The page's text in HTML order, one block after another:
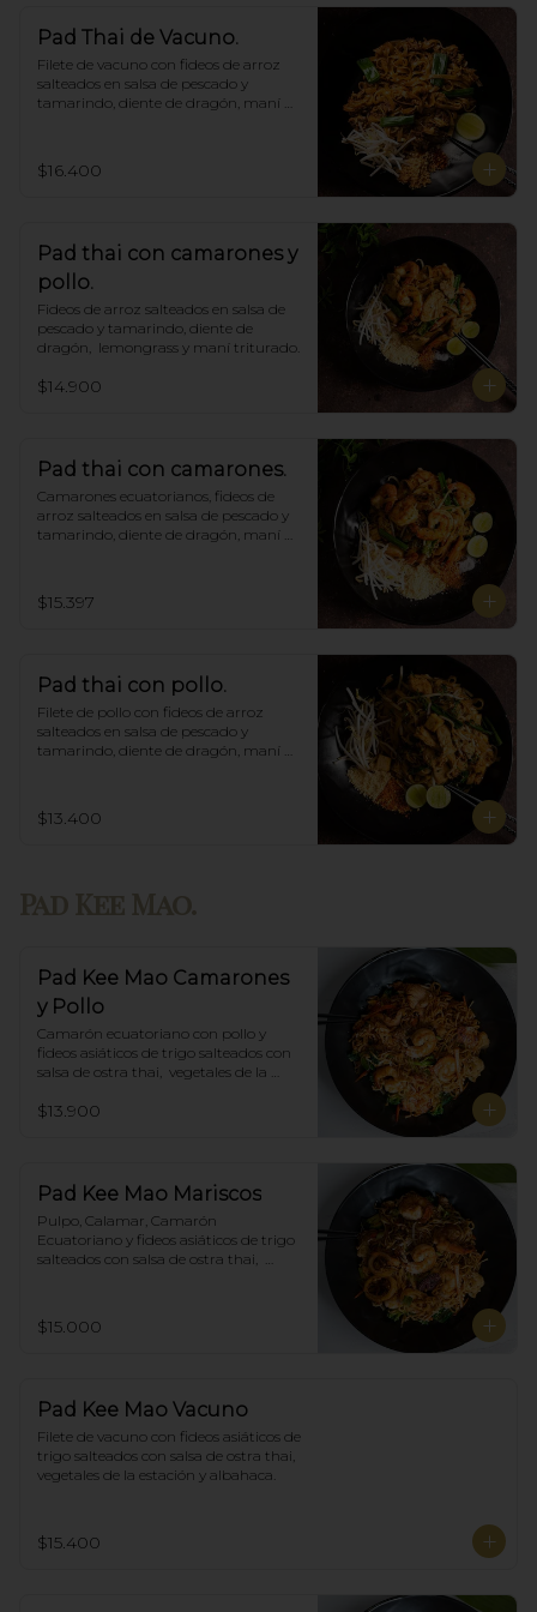
Pad Thai de Vacuno.
Filete de vacuno con fideos de arroz
salteados en salsa de pescado y
tamarindo, diente de dragón, maní
$16.400
Pad thai con camarones y
pollo.
Fideos de arroz salteados en salsa de
pescado y tamarindo, diente de
dragón,  lemongrass y maní triturado.
$14.900
Pad thai con camarones.
Camarones ecuatorianos, fideos de
arroz salteados en salsa de pescado y
tamarindo, diente de dragón, maní
$15.397
Pad thai con pollo.
Filete de pollo con fideos de arroz
salteados en salsa de pescado y
tamarindo, diente de dragón, maní
$13.400
Pad Kee Mao Camarones
y Pollo
Camarón ecuatoriano con pollo y
fideos asiáticos de trigo salteados con
salsa de ostra thai,  vegetales de la
$13.900
Pad Kee Mao Mariscos
Pulpo, Calamar, Camarón
Ecuatoriano y fideos asiáticos de trigo
salteados con salsa de ostra thai,
$15.000
Pad Kee Mao Vacuno
Filete de vacuno con fideos asiáticos de
trigo salteados con salsa de ostra thai,
vegetales de la estación y albahaca.
$15.400